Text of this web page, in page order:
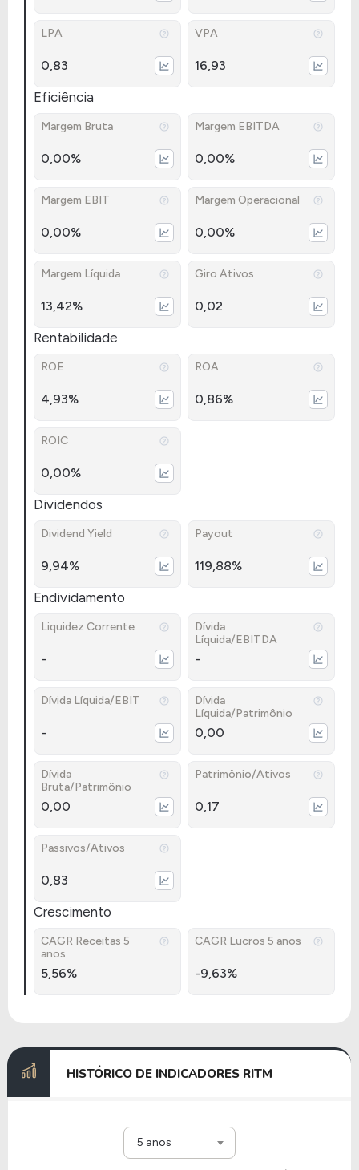
LPA
0,83
VPA
16,93
Eficiência
Margem Bruta
0,00%
Margem EBITDA
0,00%
Margem EBIT
0,00%
Margem Operacional
0,00%
Margem Líquida
13,42%
Giro Ativos
0,02
Rentabilidade
ROE
4,93%
ROA
0,86%
ROIC
0,00%
Dividendos
Dividend Yield
9,94%
Payout
119,88%
Endividamento
Liquidez Corrente
-
Dívida
Líquida/EBITDA
-
Dívida Líquida/EBIT
-
Dívida
Líquida/Patrimônio
0,00
Dívida
Bruta/Patrimônio
0,00
Patrimônio/Ativos
0,17
Passivos/Ativos
0,83
Crescimento
CAGR Receitas 5
anos
5,56%
CAGR Lucros 5 anos
-9,63%
HISTÓRICO DE INDICADORES RITM
5 anos